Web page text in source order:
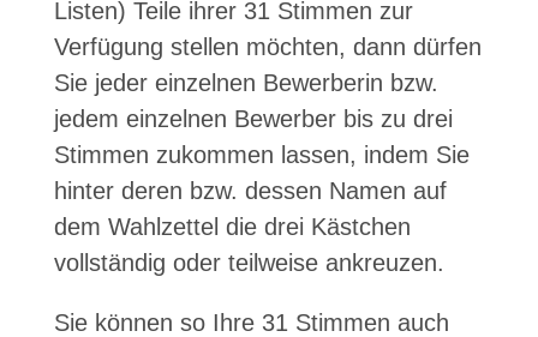
Listen) Teile ihrer 31 Stimmen zur
Verfügung stellen möchten, dann dürfen
Sie jeder einzelnen Bewerberin bzw.
jedem einzelnen Bewerber bis zu drei
Stimmen zukommen lassen, indem Sie
hinter deren bzw. dessen Namen auf
dem Wahlzettel die drei Kästchen
vollständig oder teilweise ankreuzen.
Sie können so Ihre 31 Stimmen auch